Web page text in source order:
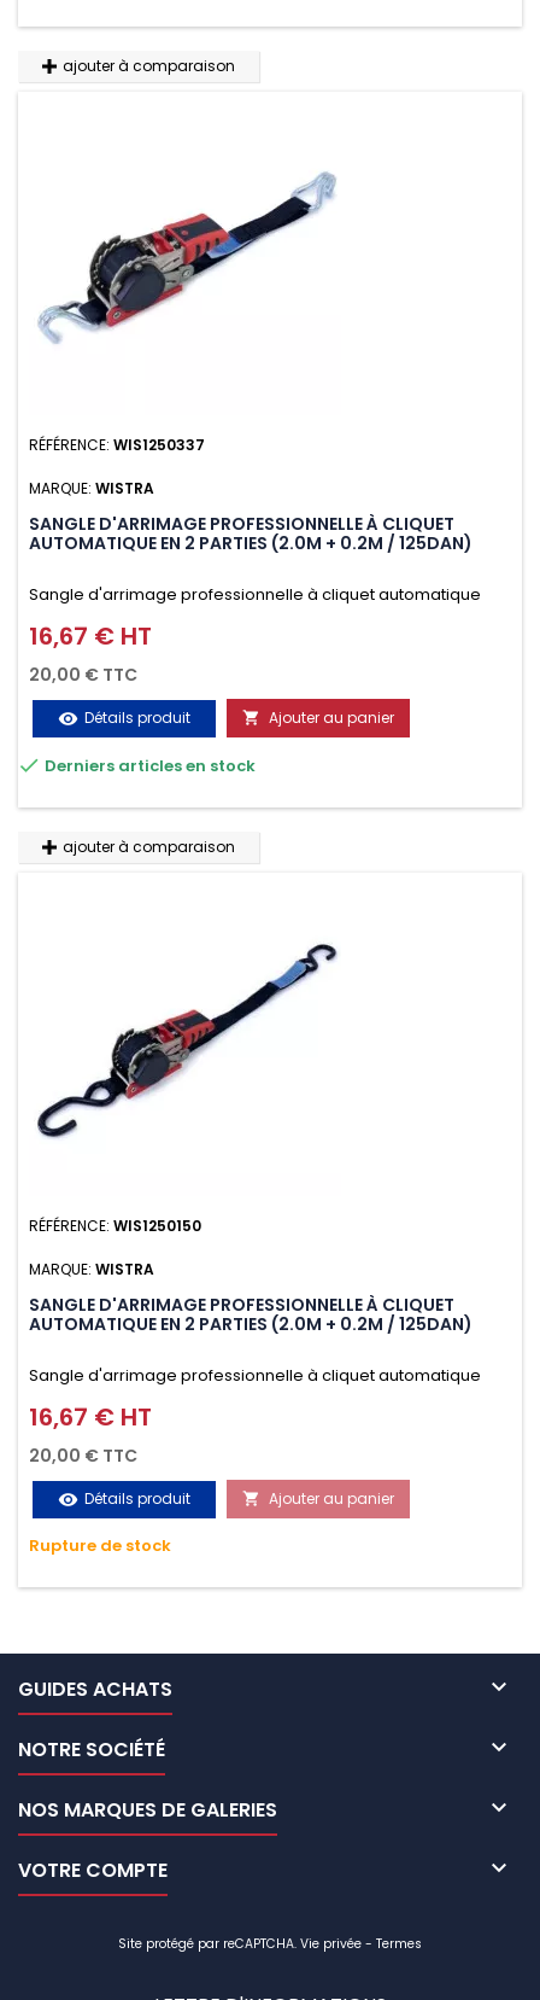
ajouter à comparaison
RÉFÉRENCE: WIS1250337
MARQUE: WISTRA
SANGLE D'ARRIMAGE PROFESSIONNELLE À CLIQUET
AUTOMATIQUE EN 2 PARTIES (2.0M + 0.2M / 125DAN)
Sangle d'arrimage professionnelle à cliquet automatique
avec crochet deux doigts soudés en J en 2 parties (2.0M +
0.2M / 125daN), simple et rapide d'utilisation. Permet
d'arrimer et de sécuriser vos chargements pendant le
transport. Matière polyester très résistante aux UV et aux
variations de températures, n'absorbe pas l'eau.
Prix
16,67 € HT
20,00 € TTC
visibility Détails produit  Ajouter au panier
 Derniers articles en stock
ajouter à comparaison
RÉFÉRENCE: WIS1250150
MARQUE: WISTRA
SANGLE D'ARRIMAGE PROFESSIONNELLE À CLIQUET
AUTOMATIQUE EN 2 PARTIES (2.0M + 0.2M / 125DAN)
Sangle d'arrimage professionnelle à cliquet automatique
avec crochet S en 2 parties (2.0M + 0.2M / 125daN), simple et
rapide d'utilisation. Permet d'arrimer et de sécuriser
vos chargements pendant le transport. Matière polyester
très résistante aux UV et aux variations de températures,
n'absorbe pas l'eau.
Prix
16,67 € HT
20,00 € TTC
visibility Détails produit  Ajouter au panier
Rupture de stock
GUIDES ACHATS 
NOTRE SOCIÉTÉ 
NOS MARQUES DE GALERIES 
VOTRE COMPTE 
Site protégé par reCAPTCHA. Vie privée - Termes